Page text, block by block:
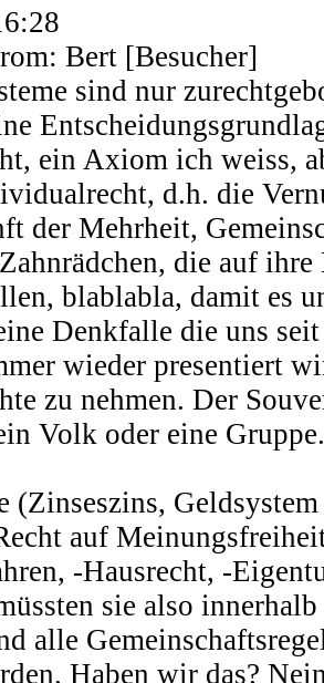
Bert [Besucher]
sind nur
ein Axiom ich weiss,
d.h. die
der Mehrheit,
die auf ihre
blablabla, damit es
Denkfalle die uns
wieder presentiert
zu nehmen. Der
Volk oder eine Gruppe.
(Zinseszins,
auf
-Hausrecht, -
sie also
alle
Haben wir das?